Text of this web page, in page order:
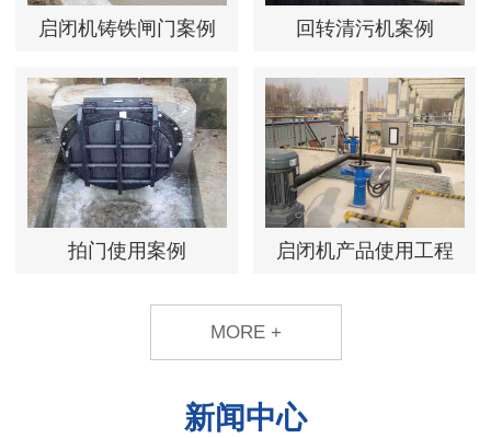
启闭机铸铁闸门案例 回转清污机案例
拍门使用案例 启闭机产品使用工程
MORE +
新闻中心